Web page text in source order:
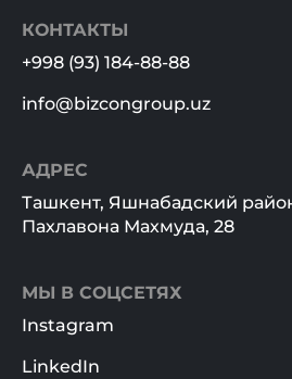
КОНТАКТЫ
+998 (93) 184-88-88
info@bizcongroup.uz
АДРЕС
Ташкент, Яшнабадский
Пахлавона Махмуда, 28
МЫ В СОЦСЕТЯХ
Instagram
LinkedIn